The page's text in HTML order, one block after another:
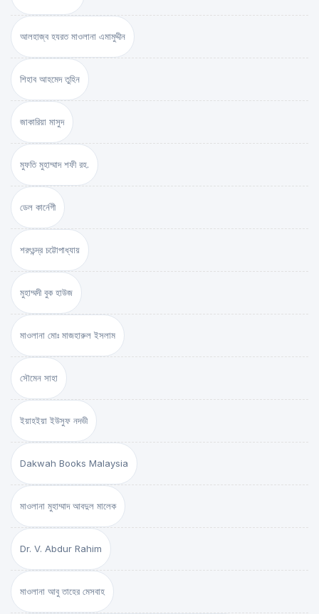
আলহাজ্ব হযরত মাওলানা এমামুদ্দীন
শিহাব আহমেদ তুহিন
জাকারিয়া মাসুদ
মুফতি মুহাম্মাদ শফী রহ.
ডেল কার্নেগী
শরৎচন্দ্র চট্টোপাধ্যায়
মুহাম্মদী বুক হাউজ
মাওলানা মোঃ মাজহারুল ইসলাম
সৌমেন সাহা
ইয়াহইয়া ইউসুফ নদভী
Dakwah Books Malaysia
মাওলানা মুহাম্মাদ আবদুল মালেক
Dr. V. Abdur Rahim
মাওলানা আবু তাহের মেসবাহ